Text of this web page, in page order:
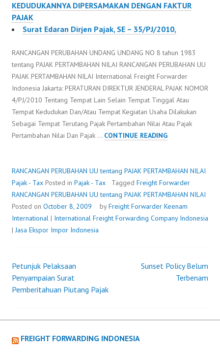
KEDUDUKANNYA DIPERSAMAKAN DENGAN FAKTUR
PAJAK
Surat Edaran Dirjen Pajak, SE – 35/PJ/2010,
RANCANGAN PERUBAHAN UNDANG UNDANG NO 8 tahun 1983
tentang PAJAK PERTAMBAHAN NILAI RANCANGAN PERUBAHAN UU
PAJAK PERTAMBAHAN NILAI International Freight Forwarder
Indonesia Jakarta: PERATURAN DIREKTUR JENDERAL PAJAK NOMOR
4/PJ/2010 Tentang Tempat Lain Selain Tempat Tinggal Atau
Tempat Kedudukan Dan/Atau Tempat Kegiatan Usaha Dilakukan
Sebagai Tempat Terutang Pajak Pertambahan Nilai Atau Pajak
Pertambahan Nilai Dan Pajak … CONTINUE READINGRANCANGAN
TENTANG
PAJAK
PERTAMBAHAN
NILAI
RANCANGAN PERUBAHAN UU tentang PAJAK PERTAMBAHAN NILAI
Pajak - Tax Posted in Pajak - Tax Tagged Freight Forwarder
RANCANGAN PERUBAHAN UU tentang PAJAK PERTAMBAHAN NILAI
Posted on October 8, 2009 byFreight Forwarder Keenam
International | International Freight Forwarding Company Indonesia
|Jasa Ekspor Impor Indonesia
Post
navigation
Petunjuk Pelaksaan
Penyampaian Surat
Pemberitahuan Piutang Pajak
Sunset Policy Belum
Terbenam
FREIGHT FORWARDING INDONESIA